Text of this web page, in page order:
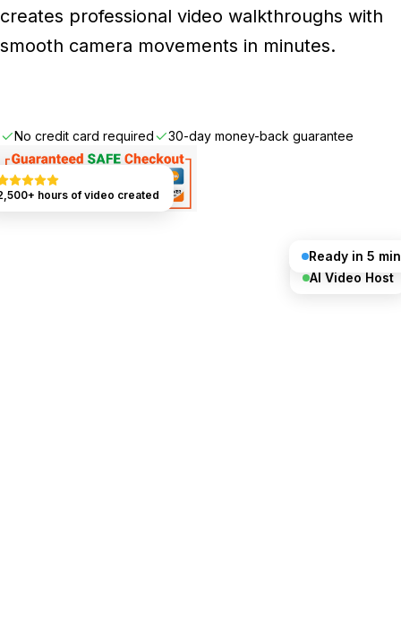
creates professional video walkthroughs with
smooth camera movements in minutes.
No credit card required 30-day money-back guarantee
AI Video Host
Ready in 5 min
hours of video created